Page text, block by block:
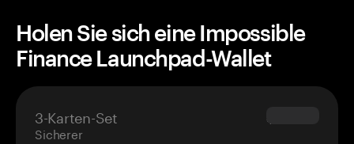
Holen Sie sich eine Impossible
Finance Launchpad-Wallet
3-Karten-Set
Sicherer
$69.90